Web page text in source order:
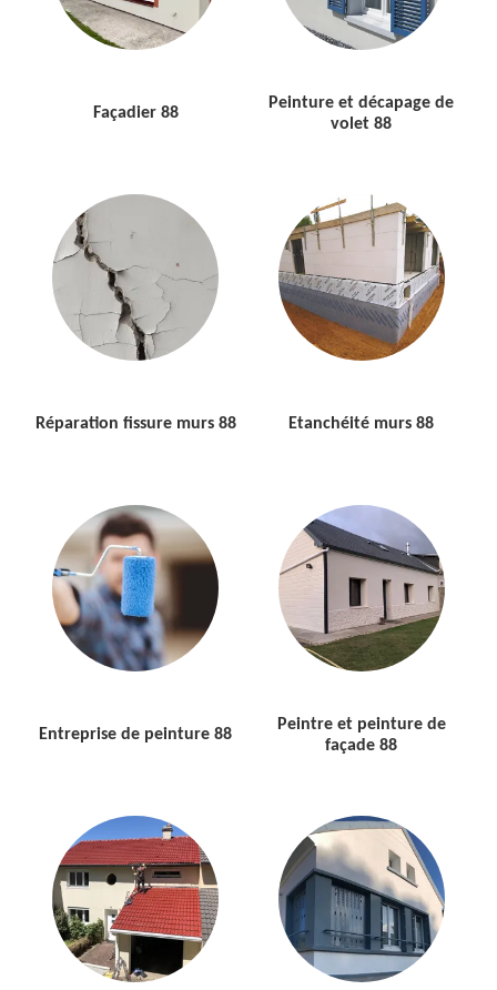
Façadier 88
Peinture et décapage de
volet 88
Réparation fissure murs 88 Etanchéité murs 88
Entreprise de peinture 88
Peintre et peinture de
façade 88